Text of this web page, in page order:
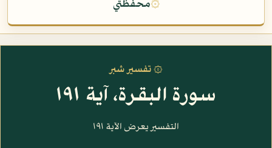
۞محفظتي
۞ تفسير شبر
سورة البقرة، آية ١٩١
التفسير يعرض الآية ١٩١